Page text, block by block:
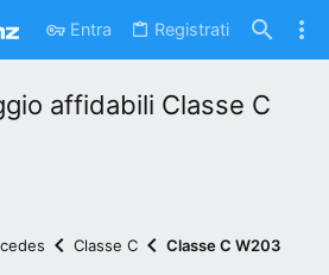
Entra Registrati
affidabili Classe C
Classe C Classe C W203